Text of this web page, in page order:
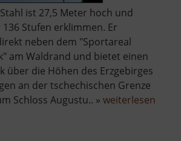
ist 27,5 Meter hoch und
Stufen erklimmen. Er
neben dem "Sportareal
am Waldrand und bietet einen
über die Höhen des Erzgebirges
an der tschechischen Grenze
Schloss Augustu.. » weiterlesen